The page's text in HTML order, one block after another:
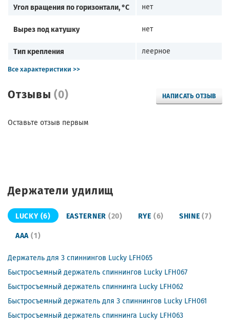
Отзывы(0) НАПИСАТЬ ОТЗЫВ
Оставьте отзыв первым
Угол вращения по горизонтали, °С нет
Вырез под катушку нет
Тип крепления
леерное
Все характеристики >>
Держатели удилищ
LUCKY (6) EASTERNER (20) RYE (6) SHINE (7)
AAA(1)
Держатель для 3 спиннингов Lucky LFH065
Быстросъемный держатель спиннингов Lucky LFH067
Быстросъемный держатель спиннинга Lucky LFH062
Быстросъемный держатель для 3 спиннингов Lucky LFH061
Быстросъемный держатель спиннинга Lucky LFH063